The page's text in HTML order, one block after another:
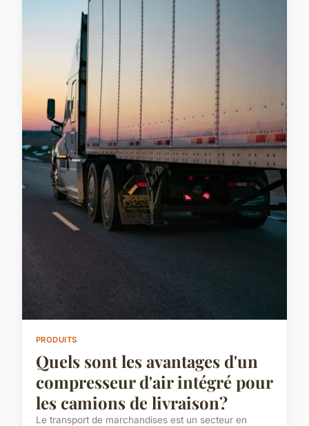
PRODUITS
Quels sont les avantages d'un
compresseur d'air intégré pour
les camions de livraison?
Le transport de marchandises est un secteur en